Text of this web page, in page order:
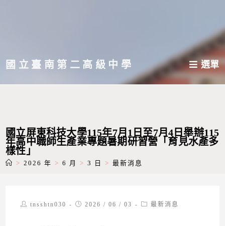
主國立臺南第二高級中學 選單
國立屏東科技大學115年7月1日至7月4日舉辦115
年高中職師生產業專題暑期研習營「育見水產多
樣性」
> 2026 年 > 6 月 > 3 日 > 最新消息
Posttnsshtn030
Post2026 / 06 / 03
Post最新消息